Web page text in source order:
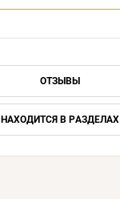
ОТЗЫВЫ
НАХОДИТСЯ В РАЗДЕЛАХ